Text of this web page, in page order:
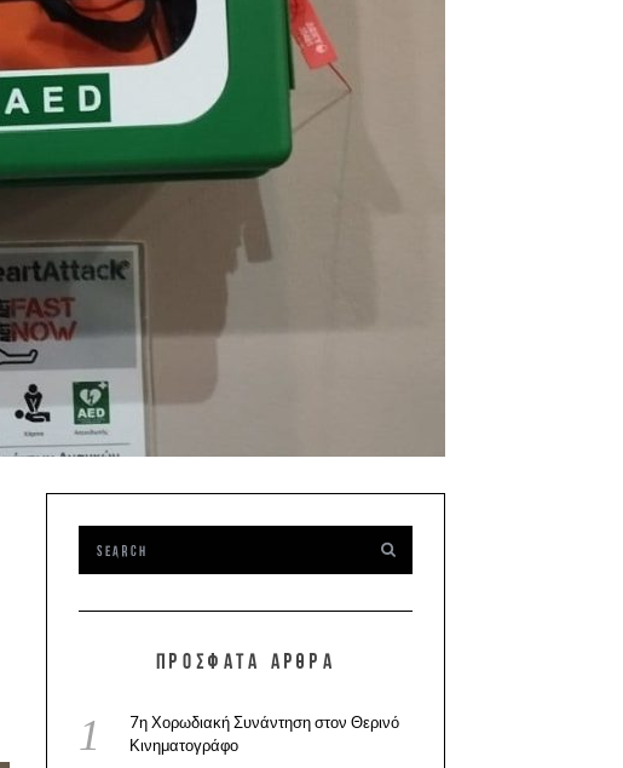
ΠΡΌΣΦΑΤΑ ΆΡΘΡΑ
7η Χορωδιακή Συνάντηση στον Θερινό
Κινηματογράφο